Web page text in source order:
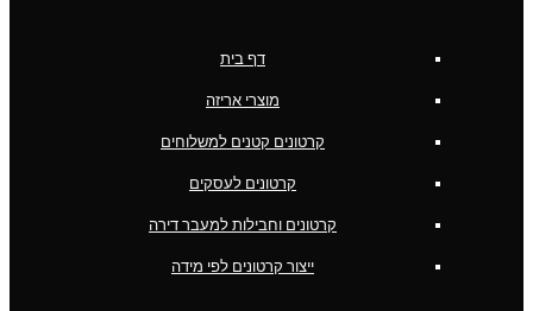
דף בית
מוצרי אריזה
קרטונים קטנים למשלוחים
קרטונים לעסקים
קרטונים וחבילות למעבר דירה
ייצור קרטונים לפי מידה